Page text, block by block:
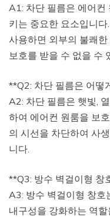
A1: 차단 필름은 에어컨
키는 중요한 요소입니
사용하면 외부의 불쾌
보호를 받을 수 없을 수
**Q2: 차단 필름은 어떻
A2: 차단 필름은 햇빛,
하여 에어컨 원룸을 보
의 시선을 차단하여 사
니다.
**Q3: 방수 벽걸이형 창
A3: 방수 벽걸이형 창
내구성을 강화하는 역